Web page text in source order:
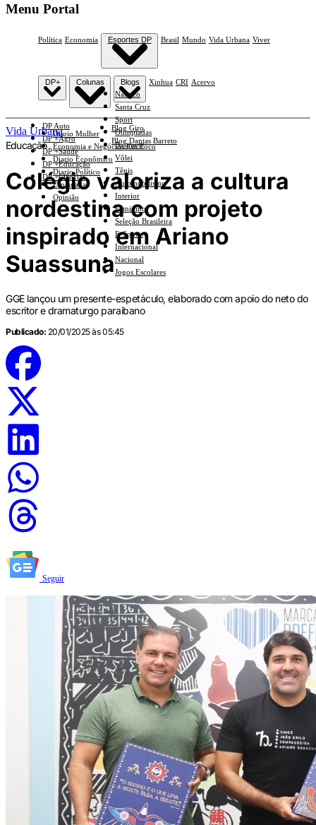
Menu Portal
Política Economia Esportes DP
Náutico
Santa Cruz
Sport
Olimpíadas
Basquete
Vôlei
Tênis
Automobilismo
Interior
Feminino
Seleção Brasileira
E-Sports
Internacional
Nacional
Jogos Escolares
Brasil Mundo Vida Urbana Viver
DP+
DP Auto
DP +Agro
DP +Saúde
DP +Educação
DP +Ciências
Colunas
Diario Mulher
Economia e Negócios Em Foco
Diario Econômico
Diario Político
Esplanada
Opinião
Blogs
Blog Giro
Blog Dantas Barreto
Xinhua CRI Acervo
Vida Urbana
Educação
Colégio valoriza a cultura
nordestina com projeto
inspirado em Ariano
Suassuna
GGE lançou um presente-espetáculo, elaborado com apoio do neto do
escritor e dramaturgo paraibano
Publicado: 20/01/2025 às 05:45
Seguir